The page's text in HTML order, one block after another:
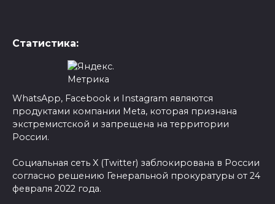
Статистика:
WhatsApp, Facebook и Instagram являются
продуктами компании Meta, которая признана
экстремистской и запрещена на территории
России.
Социальная сеть X (Twitter) заблокирована в России
согласно решению Генеральной прокуратуры от 24
февраля 2022 года.